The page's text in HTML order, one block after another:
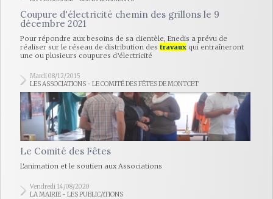
Coupure d'électricité chemin des grillons le 9
décembre 2021
Pour répondre aux besoins de sa clientèle, Enedis a prévu de
réaliser sur le réseau de distribution des travaux qui entraîneront
une ou plusieurs coupures d’électricité
Mardi 08/12/2015
LES ASSOCIATIONS - LE COMITÉ DES FÊTES DE MONTCET
Le Comité des Fêtes
L'animation et le soutien aux Associations
Vendredi 14/08/2020
LA MAIRIE - LES PUBLICATIONS